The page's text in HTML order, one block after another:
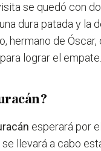
se quedó con
dura patada y la
hermano de
lograr el empate.
esperará por
llevará a cabo